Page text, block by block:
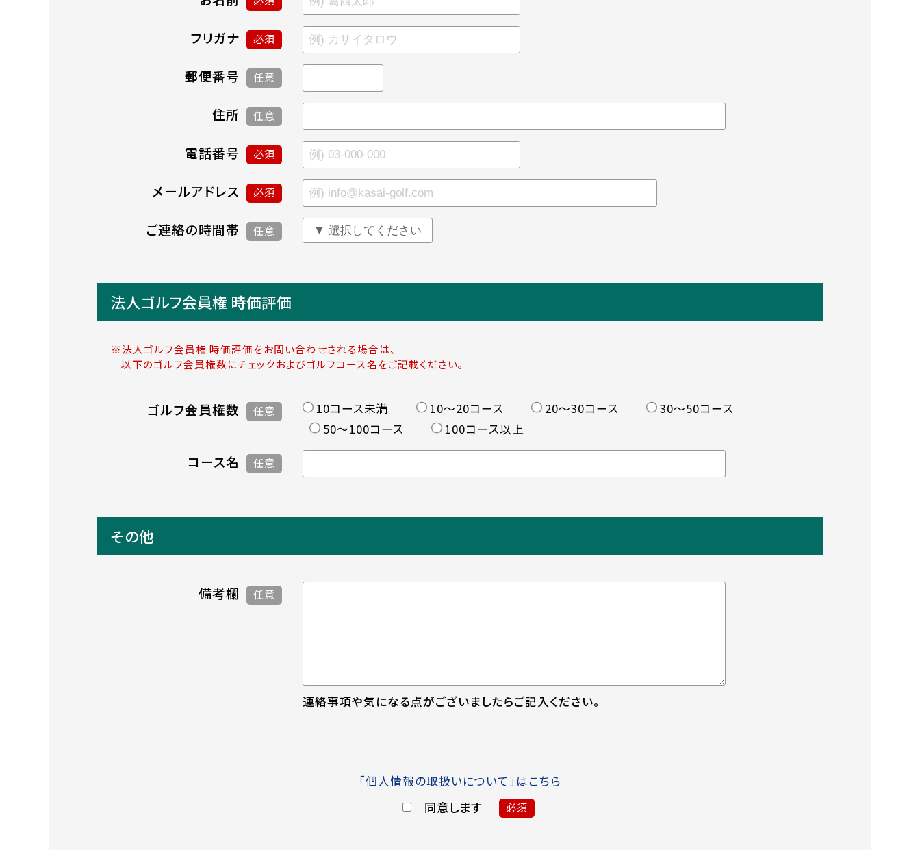
フリガナ 必須
郵便番号 任意
住所 任意
電話番号 必須
メールアドレス 必須
ご連絡の時間帯 任意
法人ゴルフ会員権 時価評価
※法人ゴルフ会員権 時価評価をお問い合わせされる場合は、
以下のゴルフ会員権数にチェックおよびゴルフコース名をご記載ください。
ゴルフ会員権数 任意 10コース未満 10〜20コース 20〜30コース
30〜50コース
50〜100コース
100コース以上
コース名 任意
その他
備考欄 任意
連絡事項や気になる点がございましたらご記入ください。
「個人情報の取扱いについて」はこちら
同意します 必須